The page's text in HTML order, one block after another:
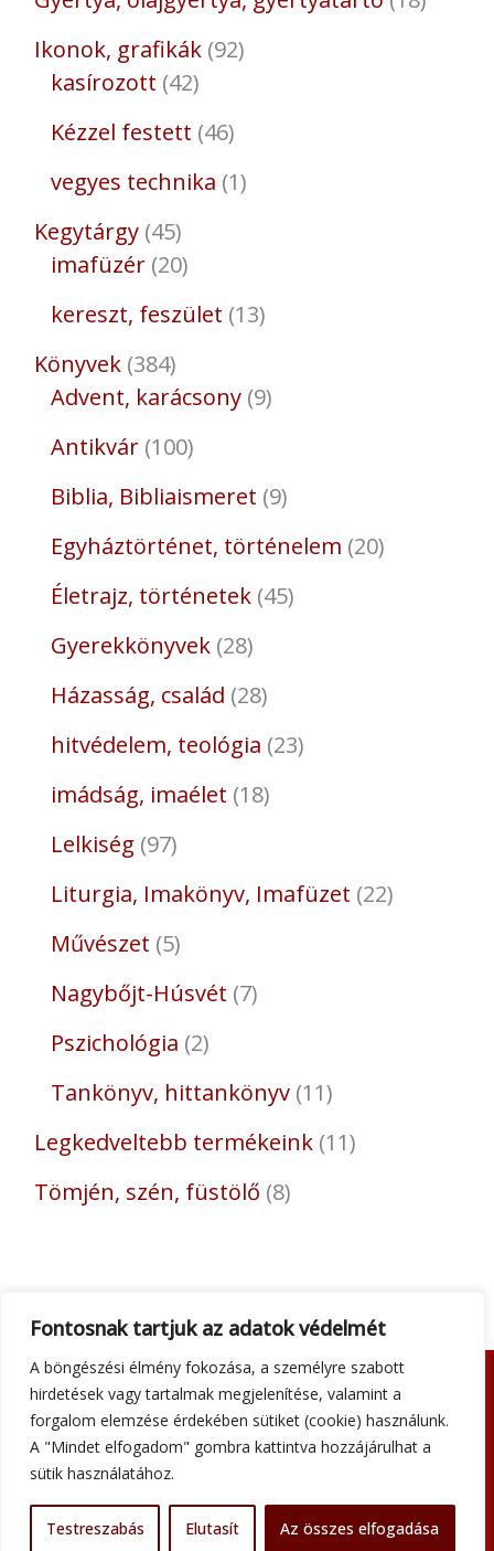
Fontosnak tartjuk az adatok védelmét
A böngészési élmény fokozása, a személyre szabott
hirdetések vagy tartalmak megjelenítése, valamint a
forgalom elemzése érdekében sütiket (cookie) használunk.
A "Mindet elfogadom" gombra kattintva hozzájárulhat a
sütik használatához.
Testreszabás Elutasít Az összes elfogadása
Ikonok, grafikák 92
kasírozott 42
Kézzel festett 46
vegyes technika 1
Kegytárgy 45
imafüzér 20
kereszt, feszület 13
Könyvek 384
Advent, karácsony 9
Antikvár 100
Biblia, Bibliaismeret 9
Egyháztörténet, történelem 20
Életrajz, történetek 45
Gyerekkönyvek 28
Házasság, család 28
hitvédelem, teológia 23
imádság, imaélet 18
Lelkiség 97
Liturgia, Imakönyv, Imafüzet 22
Művészet 5
Nagybőjt-Húsvét 7
Pszichológia 2
Tankönyv, hittankönyv 11
Legkedveltebb termékeink 11
Tömjén, szén, füstölő 8
Adatkezelési tájékoztató
Általános szerződési feltételek
Kapcsolat